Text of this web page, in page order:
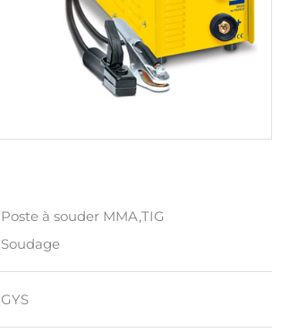
Poste à souder MMA,TIG
Soudage
GYS